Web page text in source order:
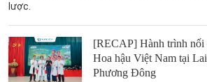
lược.
[RECAP] Hành trình nối
Hoa hậu Việt Nam tại
Phương Đông